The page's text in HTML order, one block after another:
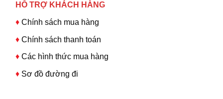
HỖ TRỢ KHÁCH HÀNG
♦Chính sách mua hàng
♦ Chính sách thanh toán
♦ Các hình thức mua hàng
♦ Sơ đồ đường đi